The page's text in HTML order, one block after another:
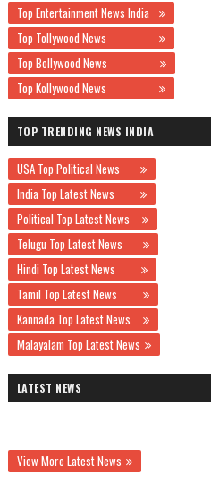
Top Entertainment News India
Top Tollywood News
Top Bollywood News
Top Kollywood News
TOP TRENDING NEWS INDIA
USA Top Political News
India Top Latest News
Political Top Latest News
Telugu Top Latest News
Hindi Top Latest News
Tamil Top Latest News
Kannada Top Latest News
Malayalam Top Latest News
LATEST NEWS
View More Latest News